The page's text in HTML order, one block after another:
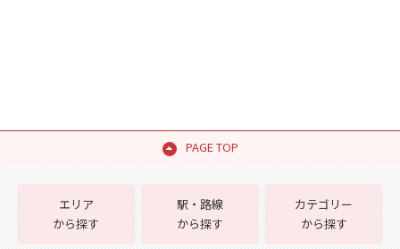
PAGE TOP
エリア
から探す
駅・路線
から探す
カテゴリー
から探す